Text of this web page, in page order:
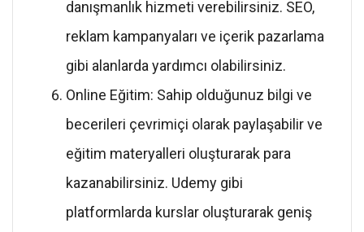
danışmanlık hizmeti verebilirsiniz. SEO,
reklam kampanyaları ve içerik pazarlama
gibi alanlarda yardımcı olabilirsiniz.
Online Eğitim: Sahip olduğunuz bilgi ve
becerileri çevrimiçi olarak paylaşabilir ve
eğitim materyalleri oluşturarak para
kazanabilirsiniz. Udemy gibi
platformlarda kurslar oluşturarak geniş